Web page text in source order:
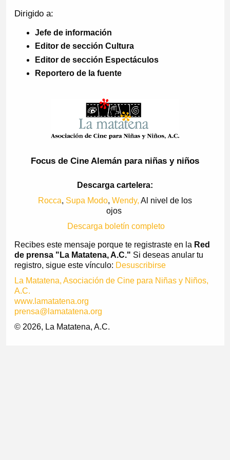
Dirigido a:
Jefe de información
Editor de sección Cultura
Editor de sección Espectáculos
Reportero de la fuente
Focus de Cine Alemán para niñas y niños
Descarga cartelera:
Rocca, Supa Modo, Wendy, Al nivel de los
ojos
Descarga boletín completo
Recibes este mensaje porque te registraste en la Red
de prensa "La Matatena, A.C." Si deseas anular tu
registro, sigue este vínculo: Desuscribirse
La Matatena, Asociación de Cine para Niñas y Niños,
A.C.
www.lamatatena.org
prensa@lamatatena.org
© 2026, La Matatena, A.C.